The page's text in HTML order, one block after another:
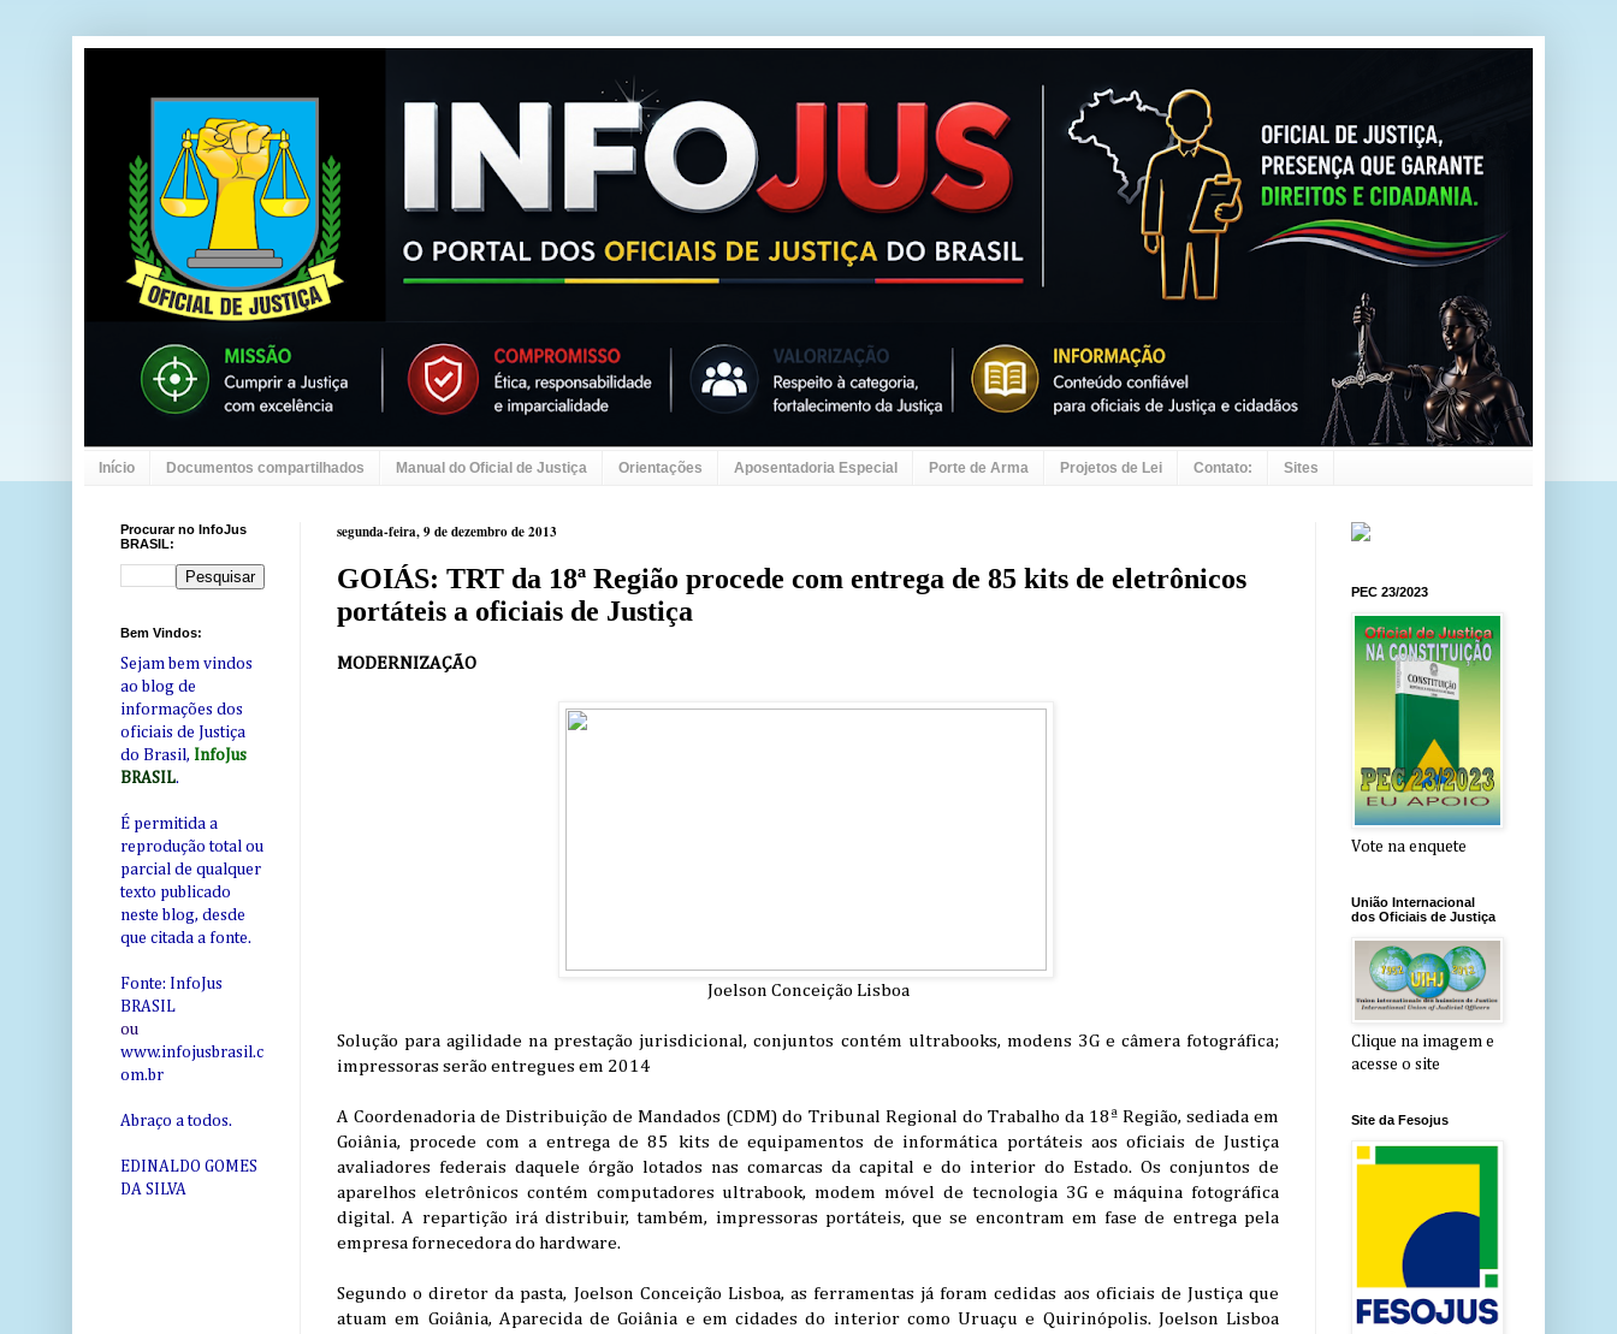
Início Documentos compartilhados Manual do Oficial de Justiça Orientações Aposentadoria Especial Porte de Arma Projetos de Lei Contato: Sites
segunda-feira, 9 de dezembro de 2013
GOIÁS: TRT da 18ª Região procede com entrega de 85 kits de eletrônicos
portáteis a oficiais de Justiça
MODERNIZAÇÃO
Joelson Conceição Lisboa
Solução para agilidade na prestação jurisdicional, conjuntos contém ultrabooks, modens 3G e câmera fotográfica;
impressoras serão entregues em 2014
A Coordenadoria de Distribuição de Mandados (CDM) do Tribunal Regional do Trabalho da 18ª Região, sediada em
Goiânia, procede com a entrega de 85 kits de equipamentos de informática portáteis aos oficiais de Justiça
avaliadores federais daquele órgão lotados nas comarcas da capital e do interior do Estado. Os conjuntos de
aparelhos eletrônicos contém computadores ultrabook, modem móvel de tecnologia 3G e máquina fotográfica
digital. A repartição irá distribuir, também, impressoras portáteis, que se encontram em fase de entrega pela
empresa fornecedora do hardware.
Segundo o diretor da pasta, Joelson Conceição Lisboa, as ferramentas já foram cedidas aos oficiais de Justiça que
atuam em Goiânia, Aparecida de Goiânia e em cidades do interior como Uruaçu e Quirinópolis. Joelson Lisboa
Procurar no InfoJus
BRASIL:
Bem Vindos:
Sejam bem vindos
ao blog de
informações dos
oficiais de Justiça
do Brasil, InfoJus
BRASIL.
É permitida a
reprodução total ou
parcial de qualquer
texto publicado
neste blog, desde
que citada a fonte.
Fonte: InfoJus
BRASIL
ou
www.infojusbrasil.c
om.br
Abraço a todos.
EDINALDO GOMES
DA SILVA
PEC 23/2023
Vote na enquete
União Internacional
dos Oficiais de Justiça
Clique na imagem e
acesse o site
Site da Fesojus